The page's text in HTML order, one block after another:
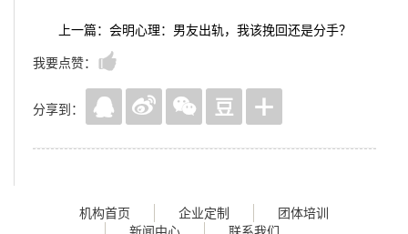
上一篇：会明心理：男友出轨，我该挽回还是分手？
我要点赞：
分享到：
机构首页 企业定制
团体培训